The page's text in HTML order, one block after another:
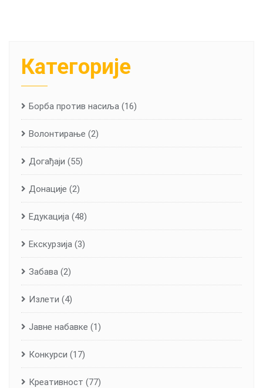
Категорије
Борба против насиља (16)
Волонтирање (2)
Догађаји (55)
Донације (2)
Едукација (48)
Екскурзија (3)
Забава (2)
Излети (4)
Јавне набавке (1)
Конкурси (17)
Креативност (77)